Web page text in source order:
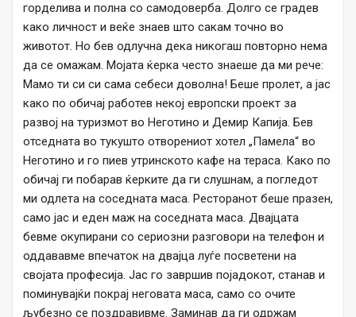
горделива и полна со самодоверба. Долго се градев
како личност и веќе знаев што сакам точно во
животот. Но бев одлучна дека никогаш повторно нема
да се омажам. Мојата ќерка често знаеше да ми рече:
Мамо ти си си сама себеси доволна! Беше пролет, а јас
како по обичај работев некој европски проект за
развој на туризмот во Неготино и Демир Капија. Бев
отседната во тукушто отворениот хотел „Памела“ во
Неготино и го пиев утринското кафе на тераса. Како по
обичај ги побарав ќерките да ги слушнам, а погледот
ми одлета на соседната маса. Ресторанот беше празен,
само јас и еден маж на соседната маса. Двајцата
бевме окупирани со сериозни разговори на телефон и
оддававме впечаток на двајца луѓе посветени на
својата професија. Јас го завршив појадокот, станав и
поминувајќи покрај неговата маса, само со очите
љубезно се поздравивме. Заминав да ги одржам